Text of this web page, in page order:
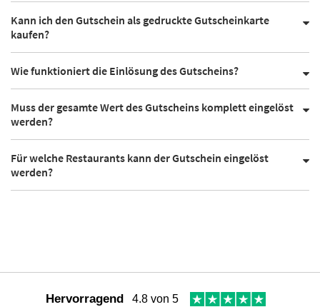
Kann ich den Gutschein als gedruckte Gutscheinkarte
kaufen?
Wie funktioniert die Einlösung des Gutscheins?
Muss der gesamte Wert des Gutscheins komplett eingelöst
werden?
Für welche Restaurants kann der Gutschein eingelöst
werden?
Hervorragend 4.8 von 5